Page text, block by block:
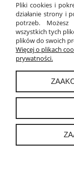
Pliki cookies i
działanie strony i
potrzeb. Możesz
wszystkich tych
plików do swoich
Więcej o plikach
prywatności.